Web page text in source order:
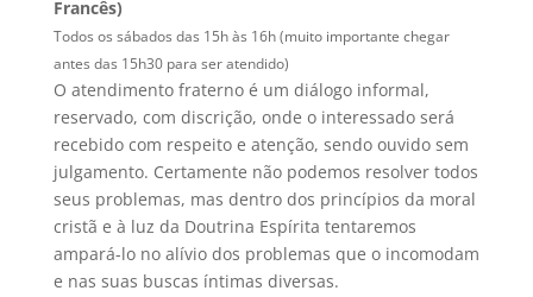
Francês)
Todos os sábados das 15h às 16h (muito importante chegar
antes das 15h30 para ser atendido)
O atendimento fraterno é um diálogo informal,
reservado, com discrição, onde o interessado será
recebido com respeito e atenção, sendo ouvido sem
julgamento. Certamente não podemos resolver todos
seus problemas, mas dentro dos princípios da moral
cristã e à luz da Doutrina Espírita tentaremos
ampará-lo no alívio dos problemas que o incomodam
e nas suas buscas íntimas diversas.